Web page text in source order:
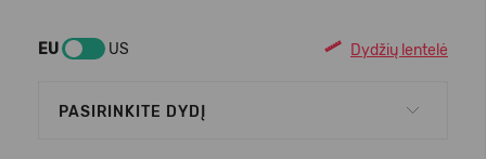
EU US Dydžių lentelė
PASIRINKITE DYDĮ